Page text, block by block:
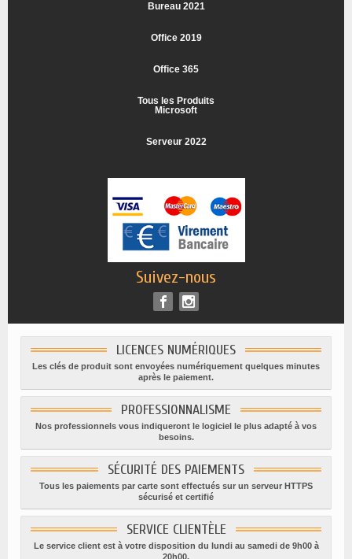
Bureau 2021
Office 2019
Office 365
Tous les Produits
Microsoft
Serveur 2022
Suivez-nous
LICENCES NUMÉRIQUES
Les clés de produit sont envoyées numériquement quelques minutes
après le paiement.
PROFESSIONNALISME
Nos professionnels vous indiqueront le logiciel le plus adapté à vos
besoins.
SÉCURITÉ DES PAIEMENTS
Tous les paiements par carte sont effectués sur un serveur HTTPS
sécurisé et certifié
SERVICE CLIENTÈLE
Le service client est à votre disposition du lundi au samedi de 9h00 à
20h00.